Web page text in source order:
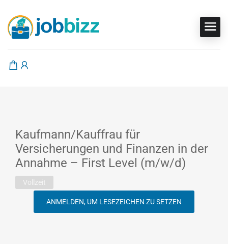
Kaufmann/Kauffrau für
Versicherungen und Finanzen in der
Annahme – First Level (m/w/d)
Vollzeit
ANMELDEN, UM LESEZEICHEN ZU SETZEN